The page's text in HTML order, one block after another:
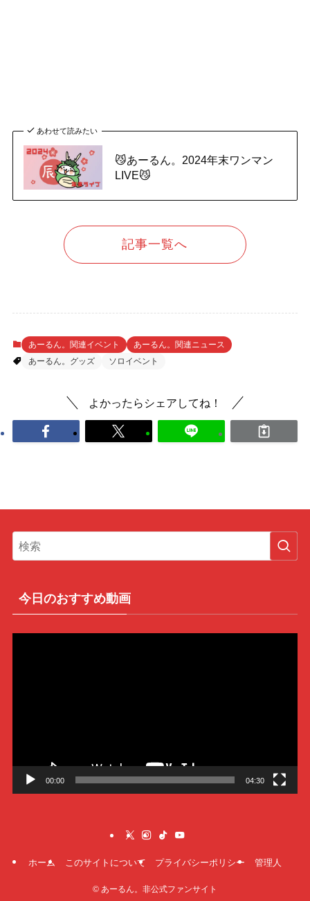
あわせて読みたい
😼あーるん。2024年末ワンマン
LIVE😼
記事一覧へ
あーるん。関連イベント
あーるん。関連ニュース
あーるん。グッズ
ソロイベント
よかったらシェアしてね！
今日のおすすめ動画
00:00 04:30
ホーム このサイトについて プライバシーポリシー 管理人
© あーるん。非公式ファンサイト